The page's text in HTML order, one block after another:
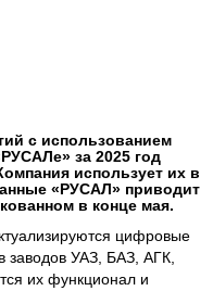
с использованием
за 2025 год
использует их в
«РУСАЛ» приводит
в конце мая.
цифровые
заводов УАЗ, БАЗ, АГК,
их функционал и